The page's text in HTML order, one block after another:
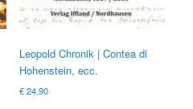
Leopold Chronik | Contea di
Hohenstein, ecc.
€24.90